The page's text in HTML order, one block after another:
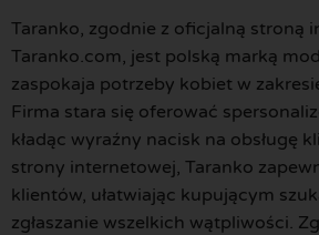
Taranko, zgodnie z oficjalną stroną
Taranko.com, jest polską marką
zaspokaja potrzeby kobiet w
Firma stara się oferować
kładąc wyraźny nacisk na obsługę
strony internetowej, Taranko
klientów, ułatwiając kupującym
zgłaszanie wszelkich wątpliwości.